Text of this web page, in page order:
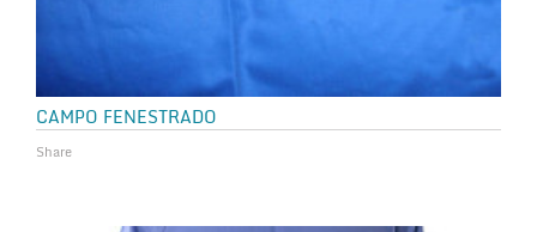
CAMPO FENESTRADO
Share